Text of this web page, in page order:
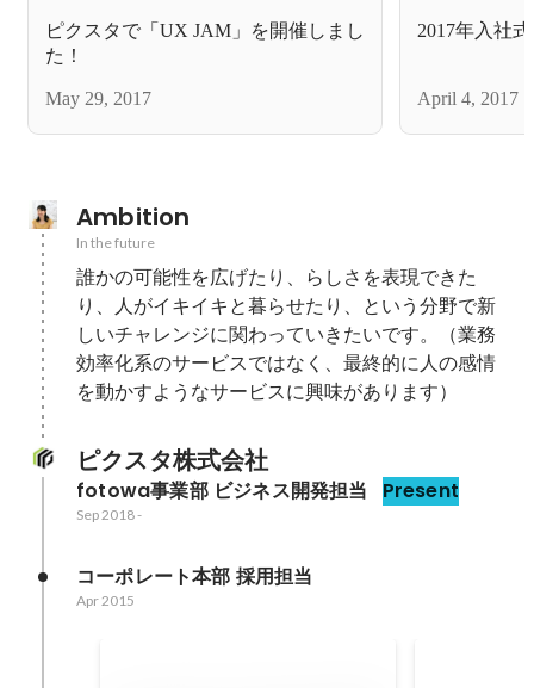
ピクスタで「UX JAM」を開催しまし
た！
May 29, 2017
2017年入社
April 4, 2017
Ambition
In the future
誰かの可能性を広げたり、らしさを表現できた
り、人がイキイキと暮らせたり、という分野で新
しいチャレンジに関わっていきたいです。（業務
効率化系のサービスではなく、最終的に人の感情
を動かすようなサービスに興味があります）
ピクスタ株式会社
fotowa事業部 ビジネス開発担当 Present
Sep 2018-
コーポレート本部 採用担当
Apr 2015